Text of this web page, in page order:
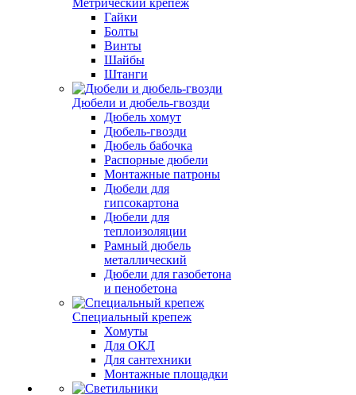
Метрический крепеж
Гайки
Болты
Винты
Шайбы
Штанги
Дюбели и дюбель-гвозди
Дюбель хомут
Дюбель-гвозди
Дюбель бабочка
Распорные дюбели
Монтажные патроны
Дюбели для
гипсокартона
Дюбели для
теплоизоляции
Рамный дюбель
металлический
Дюбели для газобетона
и пенобетона
Специальный крепеж
Хомуты
Для ОКЛ
Для сантехники
Монтажные площадки